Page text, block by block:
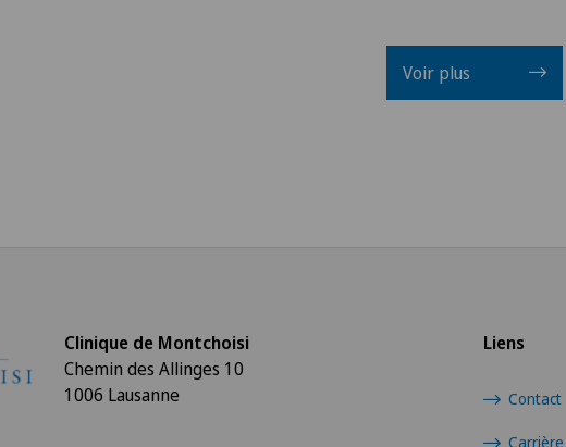
Voir plus
Liens
Contact
Carrière
Clinique de Montchoisi
Chemin des Allinges 10
1006 Lausanne